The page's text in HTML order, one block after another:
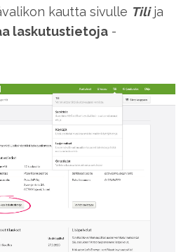
kautta sivulle Tilija
laskutustietoja -